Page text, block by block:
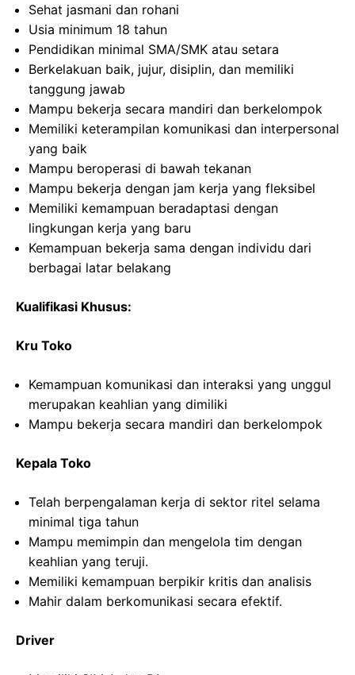
Sehat jasmani dan rohani
Usia minimum 18 tahun
Pendidikan minimal SMA/SMK atau setara
Berkelakuan baik, jujur, disiplin, dan memiliki
tanggung jawab
Mampu bekerja secara mandiri dan berkelompok
Memiliki keterampilan komunikasi dan interpersonal
yang baik
Mampu beroperasi di bawah tekanan
Mampu bekerja dengan jam kerja yang fleksibel
Memiliki kemampuan beradaptasi dengan
lingkungan kerja yang baru
Kemampuan bekerja sama dengan individu dari
berbagai latar belakang
Kualifikasi Khusus:
Kru Toko
Kemampuan komunikasi dan interaksi yang unggul
merupakan keahlian yang dimiliki
Mampu bekerja secara mandiri dan berkelompok
Kepala Toko
Telah berpengalaman kerja di sektor ritel selama
minimal tiga tahun
Mampu memimpin dan mengelola tim dengan
keahlian yang teruji.
Memiliki kemampuan berpikir kritis dan analisis
Mahir dalam berkomunikasi secara efektif.
Driver